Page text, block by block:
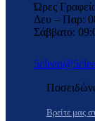
Ώρες
Δευ – Παρ:
Σάββατο:
Βρείτε μας